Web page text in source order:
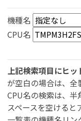
機種名
CPU名
上記検索項目にヒッ
が空白の場合は、全
CPU名の検索は、
スペースを空けると